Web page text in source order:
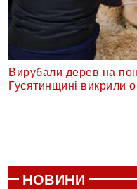
Вирубали дерев на
Гусятинщині викрили
НОВИНИ